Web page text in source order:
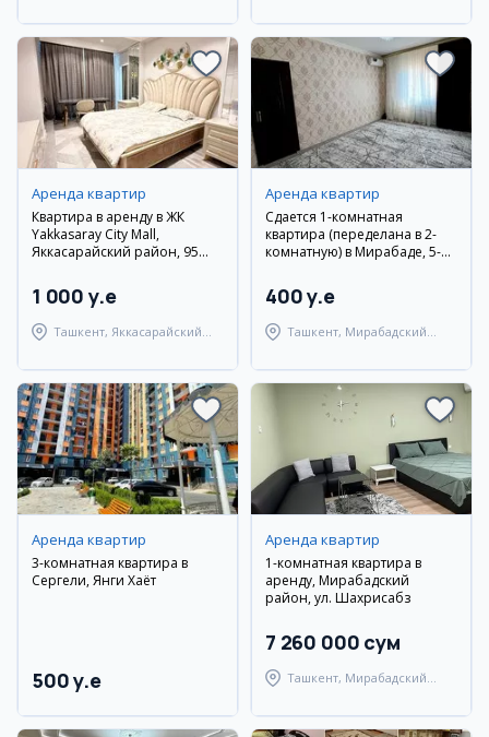
Аренда квартир
Квартира в аренду в ЖК
Yakkasaray City Mall,
Яккасарайский район, 95
1 000 y.e
Ташкент, Яккасарайский
Аренда квартир
Сдается 1-комнатная
квартира (переделана в 2-
комнатную) в Мирабаде, 5-й
400 y.e
Ташкент, Мирабадский
Аренда квартир
3-комнатная квартира в
Сергели, Янги Хаёт
500 y.e
Аренда квартир
1-комнатная квартира в
аренду, Мирабадский
район, ул. Шахрисабз
7 260 000 сум
Ташкент, Мирабадский